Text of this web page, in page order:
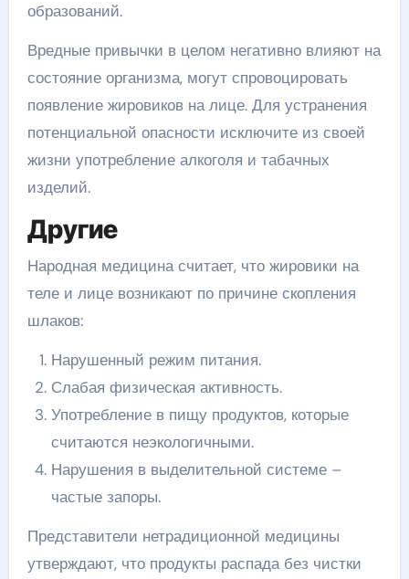
образований.
Вредные привычки в целом негативно влияют на
состояние организма, могут спровоцировать
появление жировиков на лице. Для устранения
потенциальной опасности исключите из своей
жизни употребление алкоголя и табачных
изделий.
Другие
Народная медицина считает, что жировики на
теле и лице возникают по причине скопления
шлаков:
Нарушенный режим питания.
Слабая физическая активность.
Употребление в пищу продуктов, которые
считаются неэкологичными.
Нарушения в выделительной системе –
частые запоры.
Представители нетрадиционной медицины
утверждают, что продукты распада без чистки